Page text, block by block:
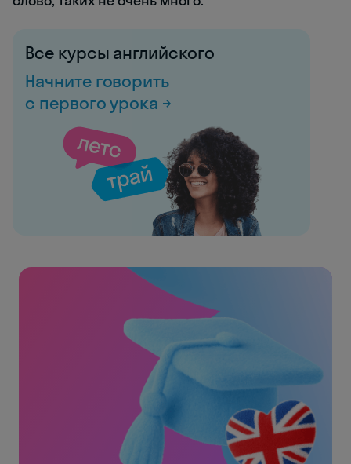
Все курсы английского
Начните говорить
с первого урока →